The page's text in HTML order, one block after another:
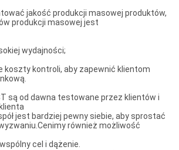
jakość produkcji masowej produktów,
produkcji masowej jest
wydajności;
koszty kontroli, aby zapewnić klientom
są od dawna testowane przez klientów i
jest bardziej pewny siebie, aby sprostać
również możliwość
cel i dążenie.